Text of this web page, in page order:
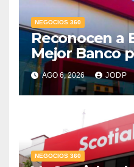
NEGOCIOS 360
Reconocen a
Mejor Banco
supera 14%
crediticio
AGO 6, 2026 JODP
NEGOCIOS 360